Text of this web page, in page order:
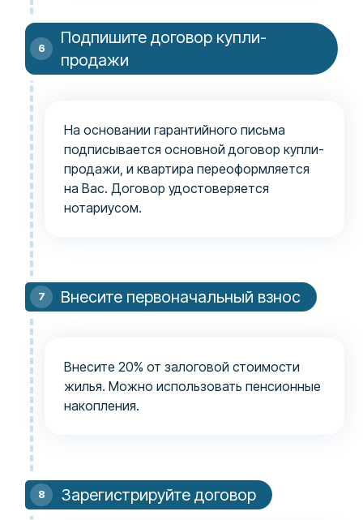
Подпишите договор купли-
продажи
На основании гарантийного письма
подписывается основной договор купли-
продажи, и квартира переоформляется
на Вас. Договор удостоверяется
нотариусом.
Внесите первоначальный взнос
Внесите 20% от залоговой стоимости
жилья. Можно использовать пенсионные
накопления.
Зарегистрируйте договор